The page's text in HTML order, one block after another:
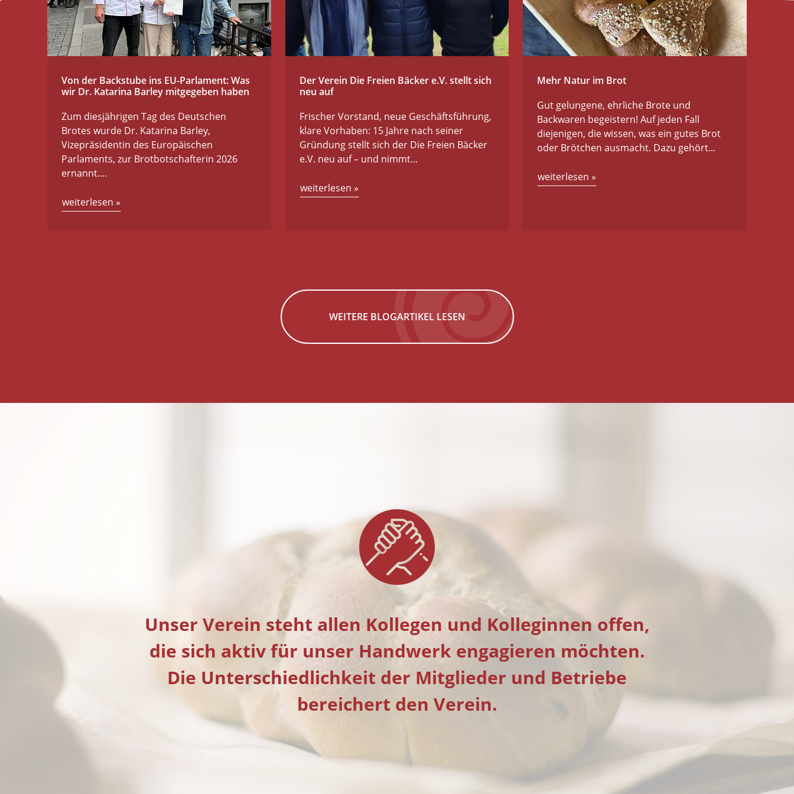
Von der Backstube ins EU-Parlament: Was
wir Dr. Katarina Barley mitgegeben haben
Zum diesjährigen Tag des Deutschen
Brotes wurde Dr. Katarina Barley,
Vizepräsidentin des Europäischen
Parlaments, zur Brotbotschafterin 2026
ernannt....
weiterlesen »
Der Verein Die Freien Bäcker e.V. stellt sich
neu auf
Frischer Vorstand, neue Geschäftsführung,
klare Vorhaben: 15 Jahre nach seiner
Gründung stellt sich der Die Freien Bäcker
e.V. neu auf – und nimmt...
weiterlesen »
Mehr Natur im Brot
Gut gelungene, ehrliche Brote und
Backwaren begeistern! Auf jeden Fall
diejenigen, die wissen, was ein gutes Brot
oder Brötchen ausmacht. Dazu gehört...
weiterlesen»
WEITERE BLOGARTIKEL LESEN
Unser Verein steht allen Kollegen und Kolleginnen offen,
die sich aktiv für unser Handwerk engagieren möchten.
Die Unterschiedlichkeit der Mitglieder und Betriebe
bereichert den Verein.